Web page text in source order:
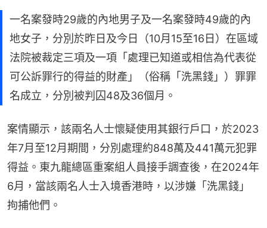
一名案發時29歲的內地男子及一名案發時49歲的內
地女子，分別於昨日及今日（10月15至16日）在區域
法院被裁定三項及一項「處理已知道或相信為代表從
可公訴罪行的得益的財產」（俗稱「洗黑錢」）罪罪
名成立，分別被判囚48及36個月。
案情顯示，該兩名人士懷疑使用其銀行戶口，於2023
年7月至12月期間，分別處理約848萬及441萬元犯罪
得益。東九龍總區重案組人員接手調查後，在2024年
6月，當該兩名人士入境香港時，以涉嫌「洗黑錢」
拘捕他們。